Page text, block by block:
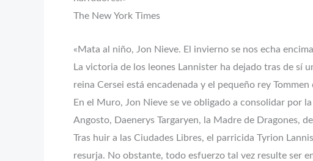
The New York Times
«Mata al niño, Jon Nieve. El invierno se nos echa
La victoria de los leones Lannister ha dejado tras de sí
reina Cersei está encadenada y el pequeño rey
En el Muro, Jon Nieve se ve obligado a consolidar por
Angosto, Daenerys Targaryen, la Madre de Dragones,
Tras huir a las Ciudades Libres, el parricida Tyrion
resurja. No obstante, todo esfuerzo tal vez resulte ser